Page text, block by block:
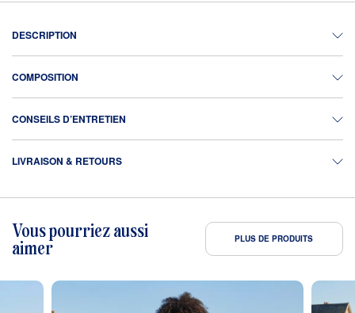
DESCRIPTION
COMPOSITION
CONSEILS D’ENTRETIEN
LIVRAISON & RETOURS
Vous pourriez aussi
aimer
PLUS DE PRODUITS